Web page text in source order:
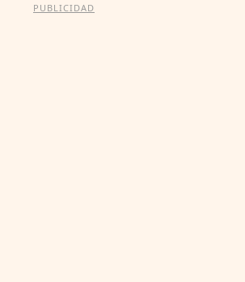
PUBLICIDAD